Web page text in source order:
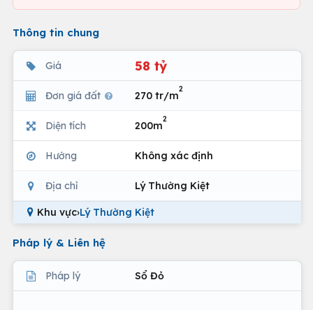
Thông tin chung
Giá 58 tỷ
Đơn giá đất 270 tr/m
2
Diện tích 200m
2
Hướng Không xác định
Địa chỉ Lý Thường Kiệt
Khu vực›Lý Thường Kiệt
Pháp lý & Liên hệ
Pháp lý Sổ Đỏ